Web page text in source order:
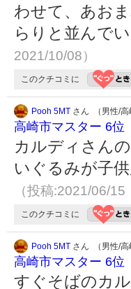
わせて、あお
らりと並んで
2021/10/08）
このクチコミに
Pooh 5MT さん （男性/高
高崎市マスター 6位
カルディさん
いぐるみが子
（投稿:2021/06/
このクチコミに
Pooh 5MT さん （男性/高
高崎市マスター 6位
すぐそばのカ